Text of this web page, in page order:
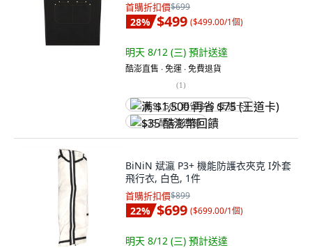
首購折扣價$699
28% $499 ($499.00/1個)
明天 8/12 (三) 預計送達
酷澎直售 ∙ 免運 ∙ 免費退貨
(1)
满 $1,500 再省 $75 (王道卡)
$35 酷澎幣回饋
BiNiN 斌瀛 P3+ 機能防護衣夾克 I外套
飛行衣, 白色, 1件
首購折扣價$899
22% $699 ($699.00/1個)
明天 8/12 (三) 預計送達